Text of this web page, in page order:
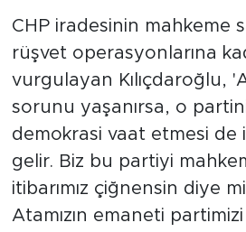
CHP iradesinin mahkeme
rüşvet operasyonlarına
vurgulayan Kılıçdaroğlu,
sorunu yaşanırsa, o
demokrasi vaat etmesi de
gelir. Biz bu partiyi
itibarımız çiğnensin diye
Atamızın emaneti